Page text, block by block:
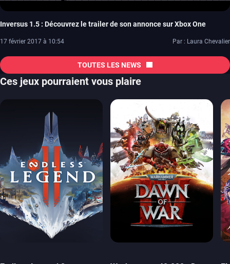
Inversus 1.5 : Découvrez le trailer de son annonce sur Xbox One
17 février 2017 à 10:54 Par : Laura Chevalier
TOUTES LES NEWS
Ces jeux pourraient vous plaire